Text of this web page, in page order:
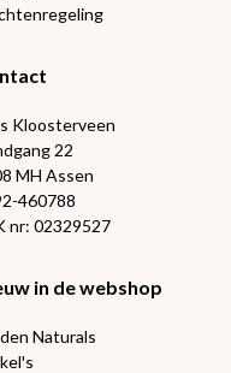
Kloosterveen
22
MH Assen
460788
nr: 02329527
in de webshop
Naturals